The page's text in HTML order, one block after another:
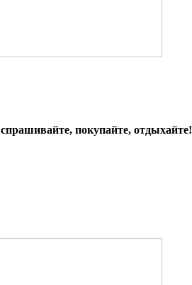
спрашивайте, покупайте, отдыхайте!